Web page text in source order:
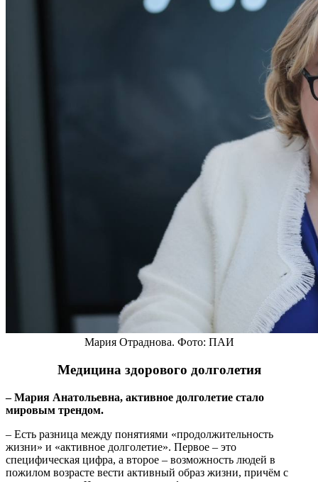
Мария Отраднова. Фото: ПАИ
Медицина здорового долголетия
– Мария Анатольевна, активное долголетие стало
мировым трендом.
– Есть разница между понятиями «продолжительность
жизни» и «активное долголетие». Первое – это
специфическая цифра, а второе – возможность людей в
пожилом возрасте вести активный образ жизни, причём с